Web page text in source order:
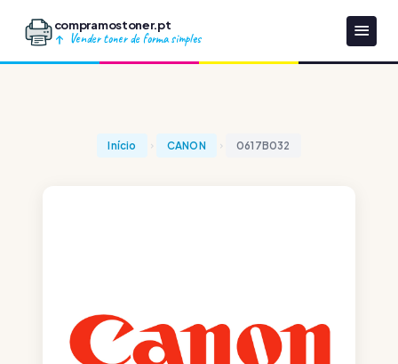
compramostoner.pt
Vender toner de forma simples
Início CANON 0617B032